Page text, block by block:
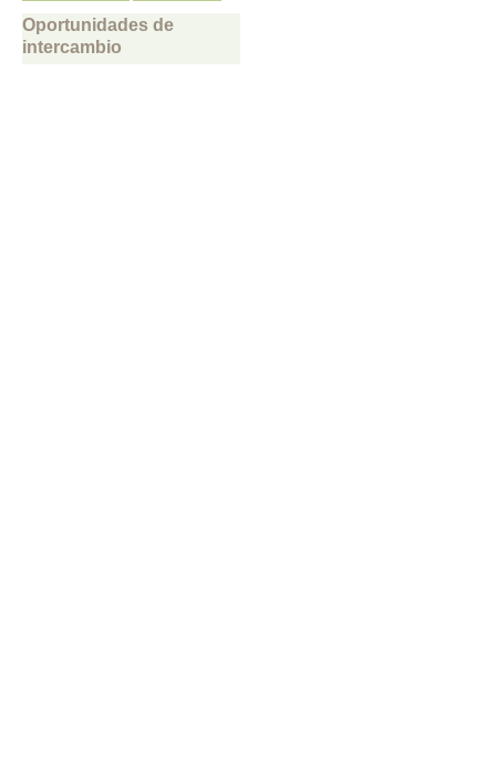
Oportunidades de
intercambio